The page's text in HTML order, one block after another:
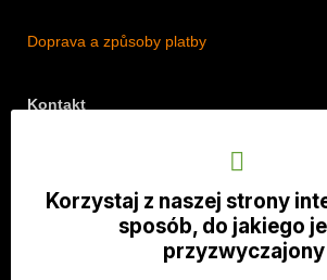
Doprava a způsoby platby
Kontakt
E-mail: info@imothep.cz
Korzystaj z naszej strony
sposób, do jakiego
przyzwyczajony